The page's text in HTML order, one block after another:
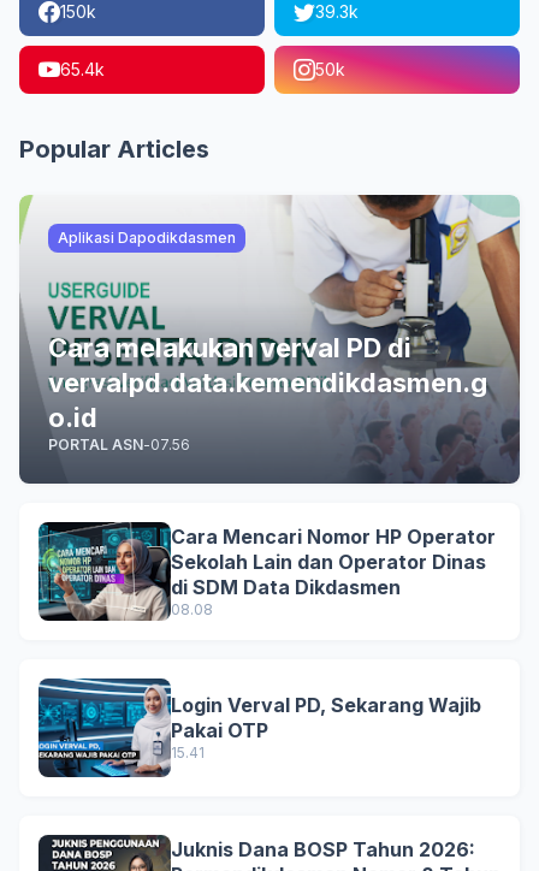
150k 39.3k
65.4k 50k
Popular Articles
Aplikasi Dapodikdasmen
Cara melakukan verval PD di
vervalpd.data.kemendikdasmen.g
o.id
PORTAL ASN-07.56
Cara Mencari Nomor HP Operator
Sekolah Lain dan Operator Dinas
di SDM Data Dikdasmen
08.08
Login Verval PD, Sekarang Wajib
Pakai OTP
15.41
Juknis Dana BOSP Tahun 2026: